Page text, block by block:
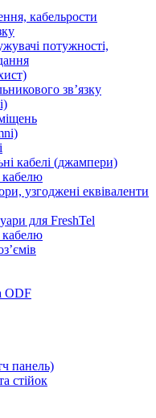
кабельрости
потужності,
зв’язку
кабелі (джампери)
кабелю
узгоджені еквіваленти
для FreshTel
кабелю
ODF
панель)
стійок